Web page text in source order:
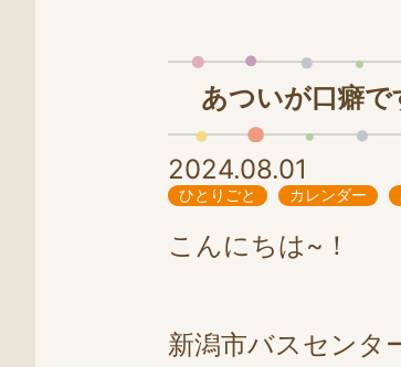
あついが口癖で
2024.08.01
ひとりごと カレンダー
こんにちは~！
新潟市バスセン